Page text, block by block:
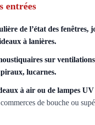
entrées
de l’état des fenêtres,
à lanières.
sur
lucarnes.
à air ou de lampes
de bouche ou